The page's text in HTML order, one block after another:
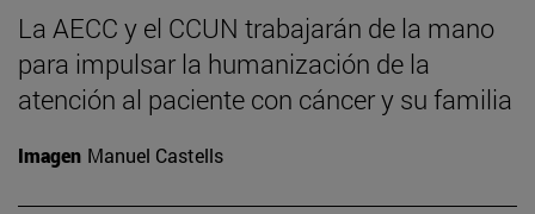
La AECC y el CCUN trabajarán de la mano
para impulsar la humanización de la
atención al paciente con cáncer y su familia
Imagen Manuel Castells